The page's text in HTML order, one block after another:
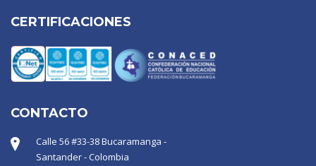
CERTIFICACIONES
CONTACTO
Calle 56 #33-38 Bucaramanga -
Santander - Colombia